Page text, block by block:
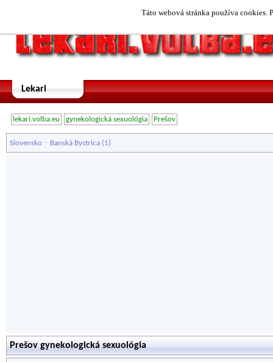
Táto webová stránka používa cookies.
Lekari
lekari.volba.eu gynekologická sexuológia Prešov
Slovensko - Banská Bystrica (1)
Prešov gynekologická sexuológia